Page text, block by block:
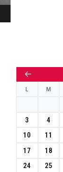
←
L M
3
4
10
11
17
18
24
25